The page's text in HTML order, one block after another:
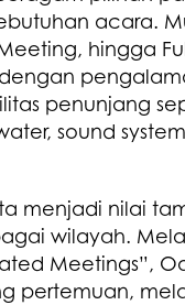
acara.
hingga
penunjang
sound
menjadi nilai
wilayah.
Meetings”,
pertemuan,